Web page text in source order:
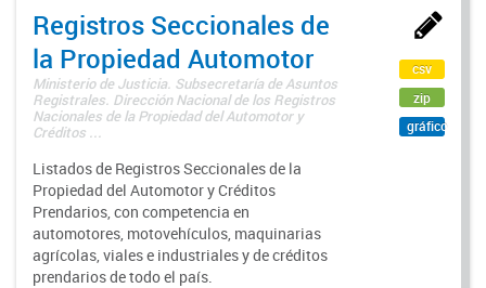
Registros Seccionales de
la Propiedad Automotor
Ministerio de Justicia. Subsecretaría de Asuntos
Registrales. Dirección Nacional de los Registros
Nacionales de la Propiedad del Automotor y
Créditos ...
Listados de Registros Seccionales de la
Propiedad del Automotor y Créditos
Prendarios, con competencia en
automotores, motovehículos, maquinarias
agrícolas, viales e industriales y de créditos
prendarios de todo el país.
csv
zip
gráfico